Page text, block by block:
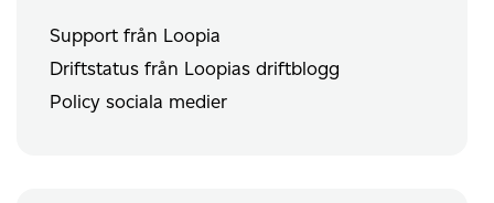
Support från Loopia
Driftstatus från Loopias driftblogg
Policy sociala medier